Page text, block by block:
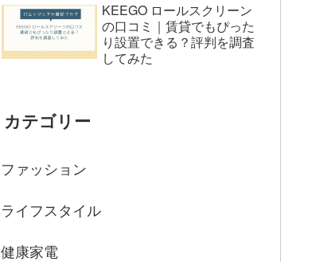
2. 季節に応じた楽しみ方
3. 地元グルメを堪能
4. テクノロジーの活用
KEEGO ロールスクリーン
の口コミ｜賃貸でもぴった
り設置できる？評判を調査
してみた
カテゴリー
ファッション
ライフスタイル
健康家電